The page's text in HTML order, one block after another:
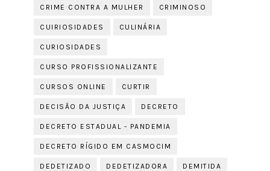
CRIME CONTRA A MULHER CRIMINOSO
CUIRIOSIDADES CULINÁRIA
CURIOSIDADES
CURSO PROFISSIONALIZANTE
CURSOS ONLINE CURTIR
DECISÃO DA JUSTIÇA DECRETO
DECRETO ESTADUAL - PANDEMIA
DECRETO RÍGIDO EM CASMOCIM
DEDETIZADO DEDETIZADORA DEMITIDA